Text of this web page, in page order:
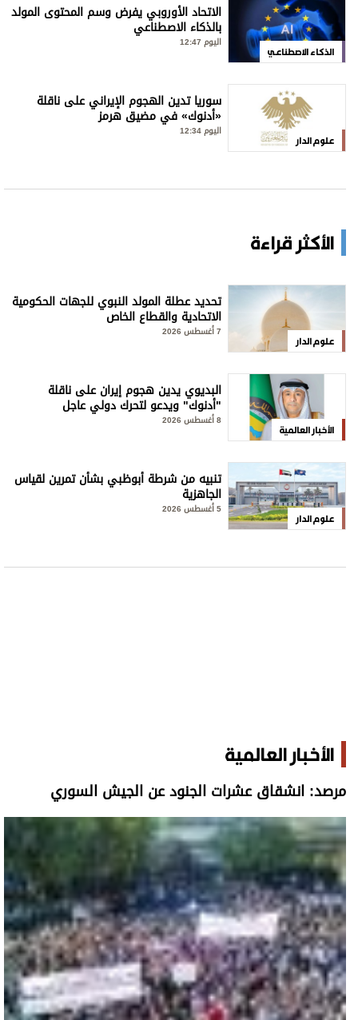
الذكاء الاصطناعي
الاتحاد الأوروبي يفرض وسم المحتوى المولد
بالذكاء الاصطناعي
اليوم 12:47
علوم الدار
سوريا تدين الهجوم الإيراني على ناقلة
«أدنوك» في مضيق هرمز
اليوم 12:34
الأكثر قراءة
علوم الدار
تحديد عطلة المولد النبوي للجهات الحكومية
الاتحادية والقطاع الخاص
الأخبار العالمية
البديوي يدين هجوم إيران على ناقلة
"أدنوك" ويدعو لتحرك دولي عاجل
8 أغسطس 2026
علوم الدار
تنبيه من شرطة أبوظبي بشأن تمرين لقياس
الجاهزية
5 أغسطس 2026
الأخبار العالمية
مرصد: انشقاق عشرات الجنود عن الجيش السوري